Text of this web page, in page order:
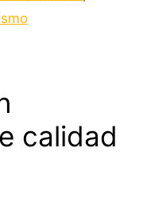
calidad